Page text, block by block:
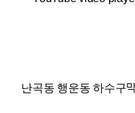
난곡동 행운동 하수구